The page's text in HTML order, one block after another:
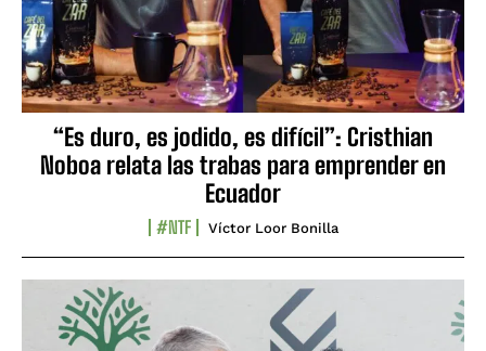
“Es duro, es jodido, es difícil”: Cristhian
Noboa relata las trabas para emprender en
Ecuador
#NTF Víctor Loor Bonilla